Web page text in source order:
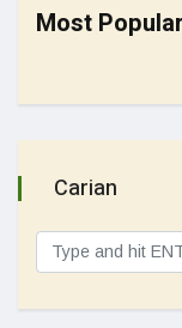
Most Popular
Carian